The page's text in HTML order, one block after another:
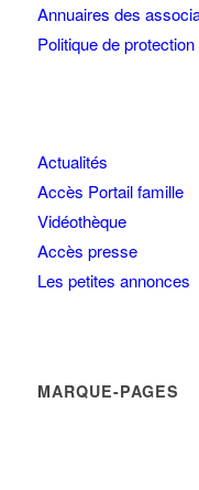
Annuaires des
Politique de
Actualités
Accès Portail famille
Vidéothèque
Accès presse
Les petites annonces
MARQUE-PAGES